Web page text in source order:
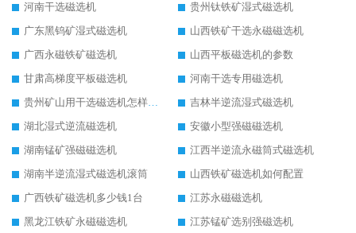
河南干选磁选机
贵州钛铁矿湿式磁选机
广东黑钨矿湿式磁选机
山西铁矿干选永磁磁选机
广西永磁铁矿磁选机
山西平板磁选机的参数
甘肃高梯度平板磁选机
河南干选专用磁选机
贵州矿山用干选磁选机怎样调磁
吉林半逆流湿式磁选机
湖北湿式逆流磁选机
安徽小型强磁磁选机
湖南锰矿强磁磁选机
江西半逆流永磁筒式磁选机
湖南半逆流湿式磁选机滚筒
山西铁矿磁选机如何配置
广西铁矿磁选机多少钱1台
江苏永磁磁选机
黑龙江铁矿永磁磁选机
江苏锰矿选别强磁选机